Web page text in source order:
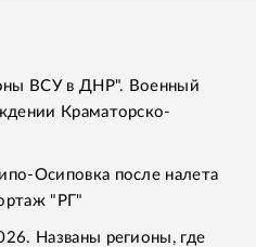
ВСУ в ДНР". Военный
Краматорско-
Осиповка после налета
"РГ"
Названы регионы, где